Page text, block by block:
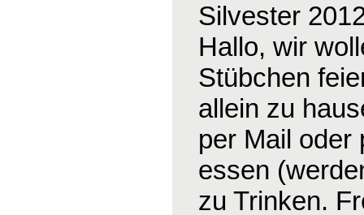
Silvester
Hallo, wir
Stübchen
allein zu
per Mail oder
essen
zu Trinken.